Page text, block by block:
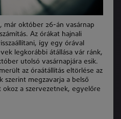
már október 26-án vasárnap
Az órákat hajnali
így egy órával
legkorábbi átállása vár ránk,
utolsó vasárnapjára esik.
az óraátállítás eltörlése az
szerint megzavarja a belső
okoz a szervezetnek, egyelőre